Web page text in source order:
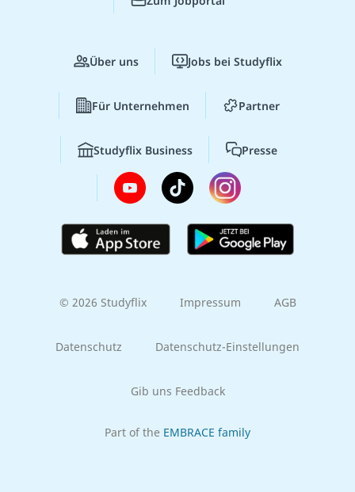
Über uns Jobs bei Studyflix
Für Unternehmen Partner
Studyflix Business Presse
© 2026 Studyflix Impressum AGB
Datenschutz Datenschutz-Einstellungen
Gib uns Feedback
Part of the EMBRACE family